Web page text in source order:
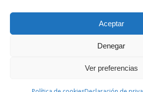
Aceptar
Denegar
Ver preferencias